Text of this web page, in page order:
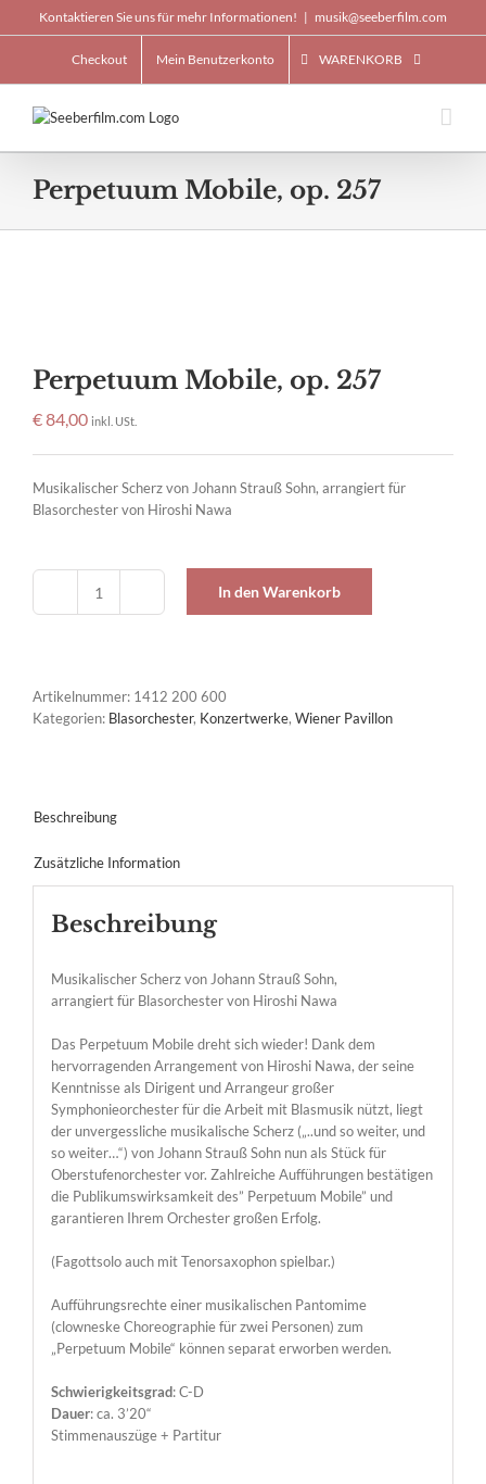
to
Kontaktieren Sie uns für mehr Informationen! | musik@seeberfilm.com
Checkout Mein Benutzerkonto WARENKORB
Perpetuum Mobile, op. 257
Perpetuum Mobile, op. 257
€84,00 inkl. USt.
Musikalischer Scherz von Johann Strauß Sohn, arrangiert für
Blasorchester von Hiroshi Nawa
Perpetuum
Menge
In den Warenkorb
Artikelnummer: 1412 200 600
Kategorien: Blasorchester, Konzertwerke, Wiener Pavillon
Beschreibung
Zusätzliche Information
Beschreibung
Musikalischer Scherz von Johann Strauß Sohn,
arrangiert für Blasorchester von Hiroshi Nawa
Das Perpetuum Mobile dreht sich wieder! Dank dem
hervorragenden Arrangement von Hiroshi Nawa, der seine
Kenntnisse als Dirigent und Arrangeur großer
Symphonieorchester für die Arbeit mit Blasmusik nützt, liegt
der unvergessliche musikalische Scherz („..und so weiter, und
so weiter…“) von Johann Strauß Sohn nun als Stück für
Oberstufenorchester vor. Zahlreiche Aufführungen bestätigen
die Publikumswirksamkeit des” Perpetuum Mobile” und
garantieren Ihrem Orchester großen Erfolg.
(Fagottsolo auch mit Tenorsaxophon spielbar.)
Aufführungsrechte einer musikalischen Pantomime
(clowneske Choreographie für zwei Personen) zum
„Perpetuum Mobile“ können separat erworben werden.
Schwierigkeitsgrad: C-D
Dauer: ca. 3’20“
Stimmenauszüge + Partitur